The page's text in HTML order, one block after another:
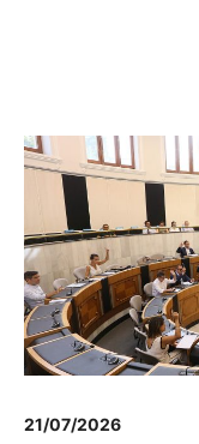
21/07/2026